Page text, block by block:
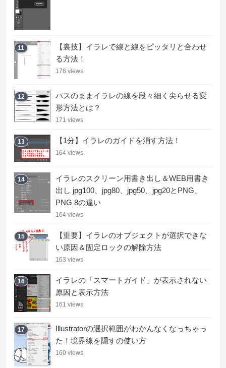
11
【裏技】イラレで線と線をピッタリと合わせ
る方法！
178 views
12
パスのままイラレの線を段々細く尖らせる変
形方法とは？
171 views
13 【1分】イラレのガイドを消す方法！
164 views
14
イラレのスクリーン用書き出し＆WEB用書き
出し jpg100、jpg80、jpg50、jpg20とPNG、
PNG 8の違い
164 views
15
【重要】イラレのオブジェクトが選択できな
い原因＆固定ロックの解除方法
163 views
16
イラレの「スマートガイド」が表示されない
原因と表示方法
161 views
17
Illustratorの選択範囲がわかんなくなっちゃっ
た！境界線を隠すの使い方
160 views